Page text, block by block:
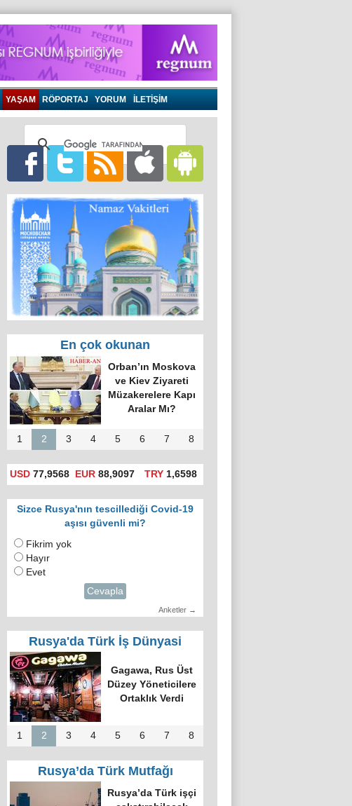
YAŞAM RÖPORTAJ YORUM İLETİŞİM
En çok okunan
Rusya'da hatalı celp
için itiraz e-devlet
(gosuslugi)
üzerinden
yapılacak!
1 2 3 4 5 6 7 8
USD 77,9568 EUR 88,9097 TRY1,6598
Sizce Rusya'nın tescillediği Covid-19
aşısı güvenli mi?
Fikrim yok
Hayır
Evet
Cevapla
Anketler →
Rusya'da Türk İş Dünyasi
Türk Dünyasında
Tek Bilgi Alanı
Hedefi: Bişkek
Zirvesi ve Yeni
İnsiyatifler
1 2 3 4 5 6 7 8
Rusya’da Türk Mutfağı
Moskova’nın en
büyük kültür